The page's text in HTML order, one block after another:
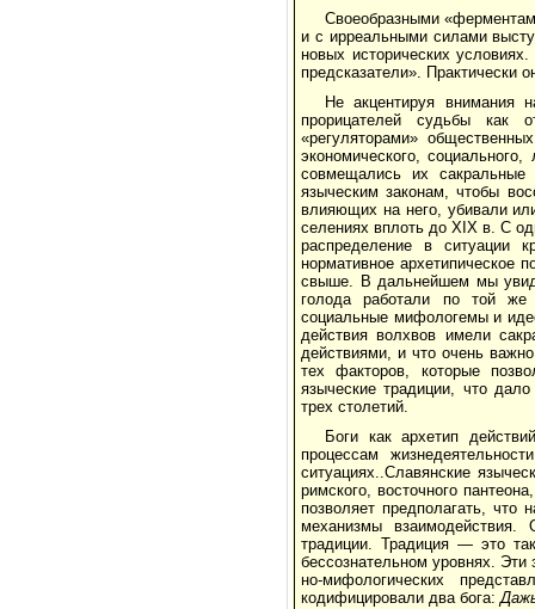
Своеобразными
и с ирреаль­ными силами
новых исторических
предсказатели». Практически
Не акцентируя внимания
прорицателей судь­бы как
«регуляторами»
экономического,
совмещались их
языческим законам, чтобы
влияющих на него, убивали
селени­ях вплоть до XIX в. С
распределение в си­туации
нормативное архетипическое
свыше. В дальнейшем мы
голода рабо­тали по той же
социальные мифологемы и
действия волхвов имели
дей­ствиями, и что очень
тех факторов, кото­рые
языческие традиции, что
трех столетий.
Боги как архетип
процессам
ситуациях..Славянские
римского, восточного
позволяет предполагать, что
механизмы
традиции. Традиция — это
бессознательном уровнях.
но-мифологических
кодифицировали два бога: